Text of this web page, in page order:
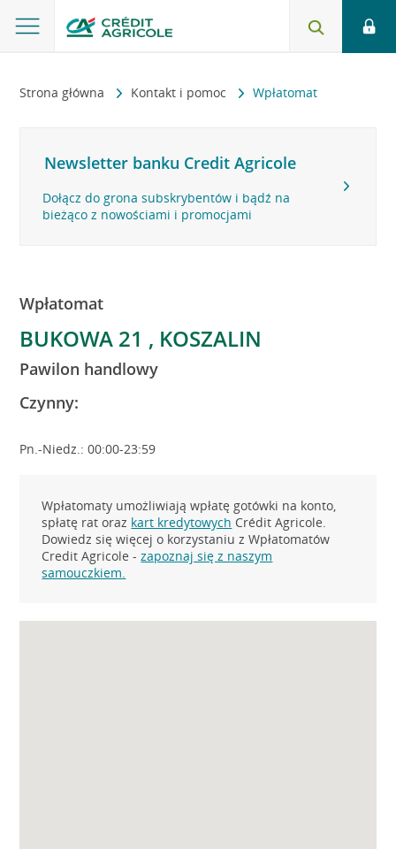
Strona główna Kontakt i pomoc Wpłatomat
Newsletter banku Credit Agricole
Dołącz do grona subskrybentów i bądź na
bieżąco z nowościami i promocjami
Wpłatomat
BUKOWA 21 , KOSZALIN
Pawilon handlowy
Czynny:
Pn.-Niedz.: 00:00-23:59
Wpłatomaty umożliwiają wpłatę gotówki na konto,
spłatę rat oraz kart kredytowych Crédit Agricole.
Dowiedz się więcej o korzystaniu z Wpłatomatów
Credit Agricole -zapoznaj się z naszym
samouczkiem.